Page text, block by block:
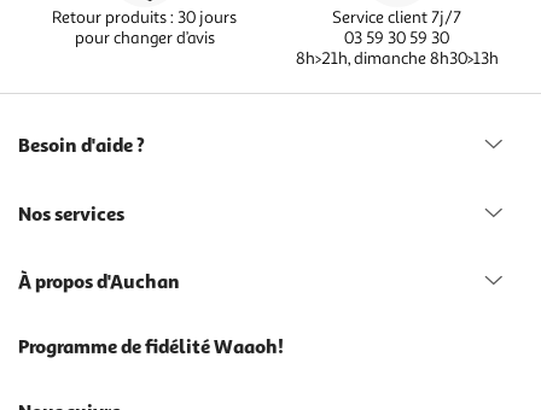
Retour produits : 30 jours
pour changer d’avis
Service client 7j/7
03 59 30 59 30
8h>21h, dimanche 8h30>13h
Besoin d'aide ?
Nos services
À propos d'Auchan
Programme de fidélité Waaoh!